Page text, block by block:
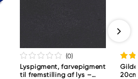
(0)
Lyspigment, farvepigment
til fremstilling af lys –
20cm